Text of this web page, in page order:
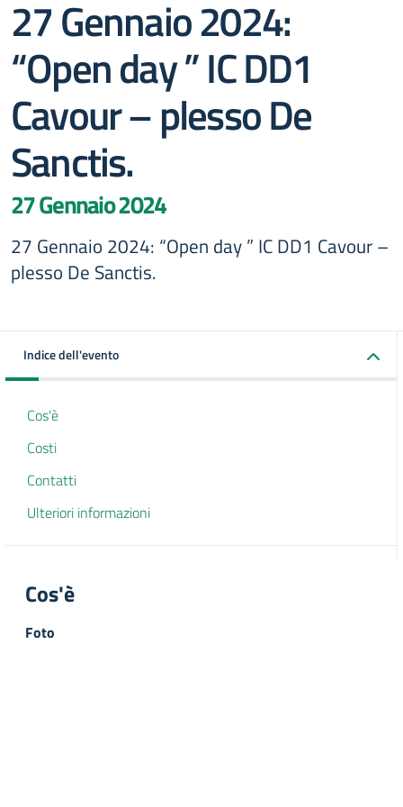
27 Gennaio 2024:
“Open day ” IC DD1
Cavour – plesso De
Sanctis.
27 Gennaio 2024
27 Gennaio 2024: “Open day ” IC DD1 Cavour –
plesso De Sanctis.
Indice dell'evento
Cos'è
Costi
Contatti
Ulteriori informazioni
Cos'è
Foto